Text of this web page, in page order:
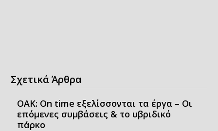
Σχετικά Άρθρα
OAK: On time εξελίσσονται τα έργα – Οι
επόμενες συμβάσεις & το υβριδικό
πάρκο